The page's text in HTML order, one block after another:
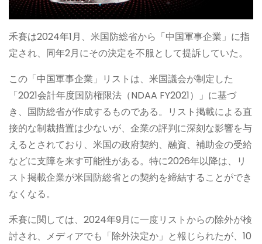
禾賽は2024年1月、米国防総省から「中国軍事企業」に指
定され、同年2月にその決定を不服として提訴していた。
この「中国軍事企業」リストは、米国議会が制定した
「2021会計年度国防権限法（NDAA FY2021）」に基づ
き、国防総省が作成するものである。リスト掲載による直
接的な制裁措置は少ないが、企業の評判に深刻な影響を与
えるとされており、米国の政府契約、融資、補助金の受給
などに支障を来す可能性がある。特に2026年以降は、リ
スト掲載企業が米国防総省との契約を締結することができ
なくなる。
禾賽に関しては、2024年9月に一度リストからの除外が検
討され、メディアでも「除外決定か」と報じられたが、10